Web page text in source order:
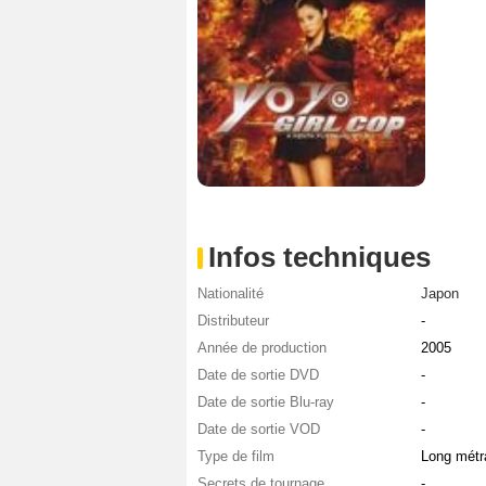
Infos techniques
Nationalité
Japon
Distributeur
-
Année de production
2005
Date de sortie DVD
-
Date de sortie Blu-ray
-
Date de sortie VOD
-
Type de film
Long